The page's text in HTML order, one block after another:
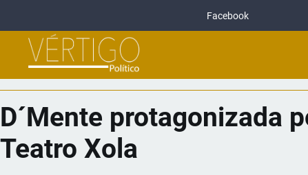
Facebook
D´Mente protagonizada
Teatro Xola